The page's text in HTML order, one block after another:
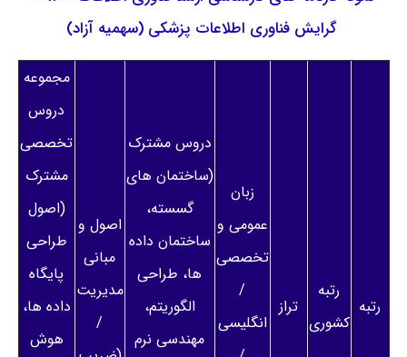
گرایش فناوری اطلاعات پزشکی (سهمیه آزاد)
رتبه
رتبه
کشوری
تراز
زبان
عمومی و
تخصصی
/
انگلیسی
دروس مشترک
(ساختمان های
گسسته،
ساختمان داده
ها، طراحی
الگوریتم،
مهندسی نرم
اصول و
مبانی
مدیریت
/
مجموعه
دروس
تخصصی
مشترک
(اصول
طراحی
پایگاه
داده ها،
هوش